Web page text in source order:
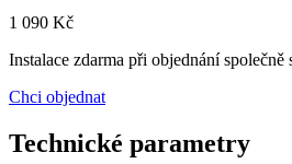
1 090 Kč
Instalace zdarma při objednání
Chci objednat
Technické parametry